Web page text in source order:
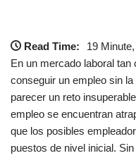
Read Time:
19
En un mercado laboral
conseguir un empleo sin
parecer un reto
empleo se encuentran
que los posibles
puestos de nivel inicial.